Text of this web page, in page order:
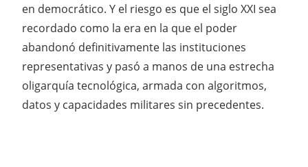
en democrático. Y el riesgo es que el siglo XXI sea
recordado como la era en la que el poder
abandonó definitivamente las instituciones
representativas y pasó a manos de una estrecha
oligarquía tecnológica, armada con algoritmos,
datos y capacidades militares sin precedentes.